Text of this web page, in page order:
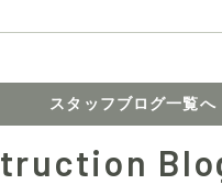
スタッフブログ一覧へ